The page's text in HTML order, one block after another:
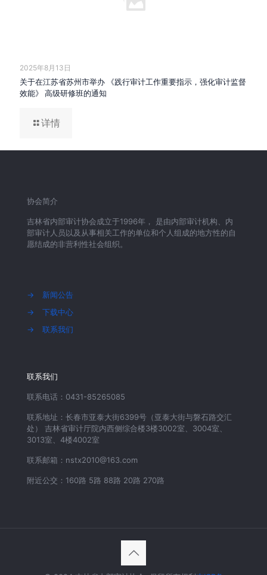
2025年8月13日
关于在江苏省苏州市举办 《践行审计工作重要指示，强化审计监督
效能》 高级研修班的通知
详情
协会简介
吉林省内部审计协会成立于1996年， 是由内部审计机构、内
部审计人员以及从事相关工作的单位和个人组成的地方性的自
愿结成的非营利性社会组织。
→
新闻公告
→
下载中心
→
联系我们
联系我们
联系电话：0431-85265085
联系地址：长春市亚泰大街6399号（亚泰大街与磐石路交汇
处） 吉林省审计厅院内西侧综合楼3楼3002室、3004室、
3013室、4楼4002室
联系邮箱：nstx2010@163.com
附近公交：160路 5路 88路 20路 270路